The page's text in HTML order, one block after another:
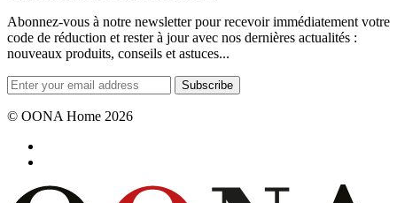
Abonnez-vous à notre newsletter pour recevoir immédiatement votre
code de réduction et rester à jour avec nos dernières actualités :
nouveaux produits, conseils et astuces...
Subscribe
© OONA Home 2026